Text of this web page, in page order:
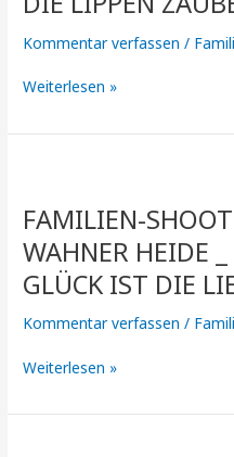
Kommentar verfassen /
ZURÜCKDENKEN
LÄCHELN
DIE
Weiterlesen »
FAMILIEN-
WAHNER HEIDE
GLÜCK IST DIE
Kommentar verfassen /
in
der
Wahner
Heide
Das
höchste
Weiterlesen »